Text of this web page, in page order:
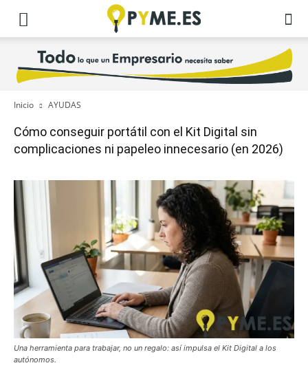
Inicio AYUDAS
Cómo conseguir portátil con el Kit Digital sin
complicaciones ni papeleo innecesario (en 2026)
Una herramienta para trabajar, no un regalo: así impulsa el Kit Digital a los
autónomos.